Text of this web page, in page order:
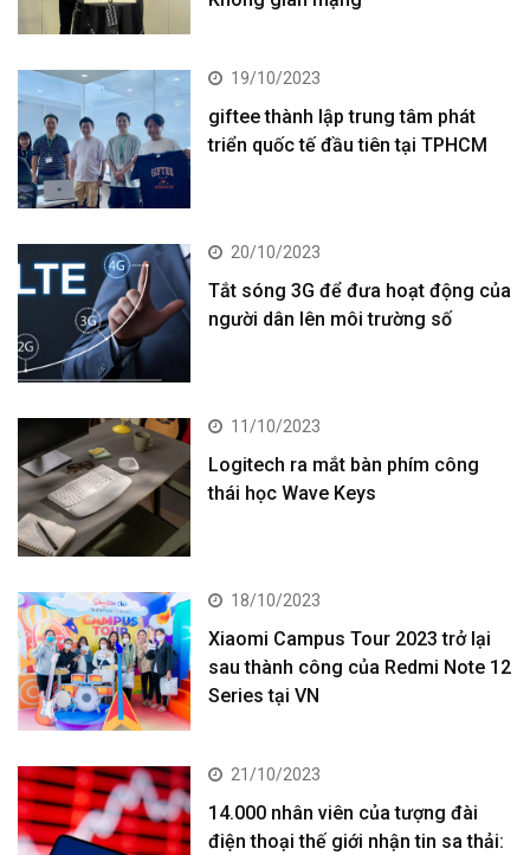
19/10/2023
giftee thành lập trung tâm phát
triển quốc tế đầu tiên tại TPHCM
20/10/2023
Tắt sóng 3G để đưa hoạt động của
người dân lên môi trường số
11/10/2023
Logitech ra mắt bàn phím công
thái học Wave Keys
18/10/2023
Xiaomi Campus Tour 2023 trở lại
sau thành công của Redmi Note 12
Series tại VN
21/10/2023
14.000 nhân viên của tượng đài
điện thoại thế giới nhận tin sa thải: